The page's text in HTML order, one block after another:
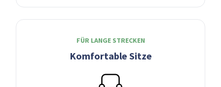
FÜR LANGE STRECKEN
Komfortable Sitze